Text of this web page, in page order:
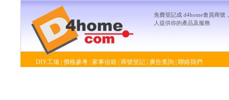
免費登記成 d4home會員商號
人提供你的產品及服務
DIY工場 價格參考 家事信箱 商號登記 廣告查詢 聯絡我們